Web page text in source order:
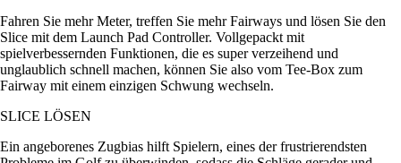
Fahren Sie mehr Meter, treffen Sie mehr Fairways und lösen Sie den
Slice mit dem Launch Pad Controller. Vollgepackt mit
spielverbessernden Funktionen, die es super verzeihend und
unglaublich schnell machen, können Sie also vom Tee-Box zum
Fairway mit einem einzigen Schwung wechseln.
SLICE LÖSEN
Ein angeborenes Zugbias hilft Spielern, eines der frustrierendsten